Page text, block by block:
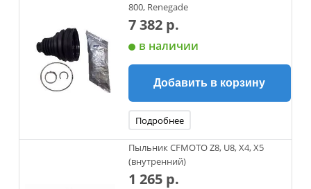
800, Renegade
7 382 р.
в наличии
Добавить в корзину
Подробнее
Пыльник CFMOTO Z8, U8, X4, X5
(внутренний)
1 265 р.